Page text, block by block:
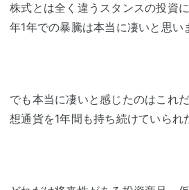
株式とは全く違うスタンスの投資
年1年での暴騰は本当に凄いと思い
でも本当に凄いと感じたのはこれ
想通貨を1年間も持ち続けていられ